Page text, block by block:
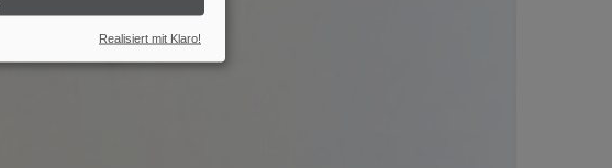
Realisiert mit Klaro!